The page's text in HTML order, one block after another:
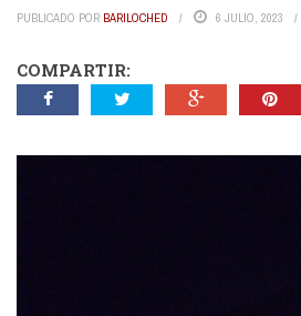
PUBLICADO POR BARILOCHED 6 JULIO, 2023
COMPARTIR: